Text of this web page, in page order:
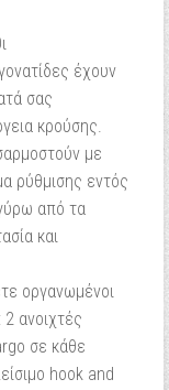
έχουν
σας
κρούσης.
με
ρύθμισης εντός
από τα
και
οργανωμένοι
ανοιχτές
σε κάθε
hook and